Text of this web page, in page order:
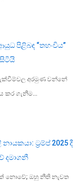
පිළිබඳ “තහංචිය”
අරමුණ වන්නේ
කර ගැනීම…
ට්‍රම්ප් 2025 දී
දමාගනී
නොවේ; ඔහු නීති නැවත